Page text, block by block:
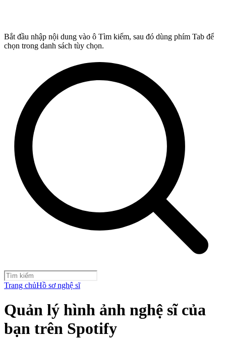
Bắt đầu nhập nội dung vào ô Tìm kiếm, sau đó dùng phím Tab để
chọn trong danh sách tùy chọn.
Trang chủHồ sơ nghệ sĩ
Quản lý hình ảnh nghệ sĩ của
bạn trên Spotify